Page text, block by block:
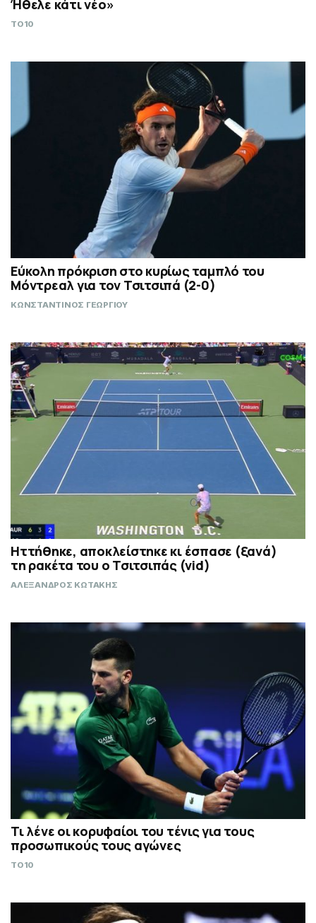
Ήθελε κάτι νέο»
TO10
Εύκολη πρόκριση στο κυρίως ταμπλό του
Μόντρεαλ για τον Τσιτσιπά (2-0)
ΚΩΝΣΤΑΝΤΙΝΟΣ ΓΕΩΡΓΙΟΥ
Ηττήθηκε, αποκλείστηκε κι έσπασε (ξανά)
τη ρακέτα του ο Τσιτσιπάς (vid)
ΑΛΕΞΑΝΔΡΟΣ ΚΩΤΑΚΗΣ
Τι λένε οι κορυφαίοι του τένις για τους
προσωπικούς τους αγώνες
TO10